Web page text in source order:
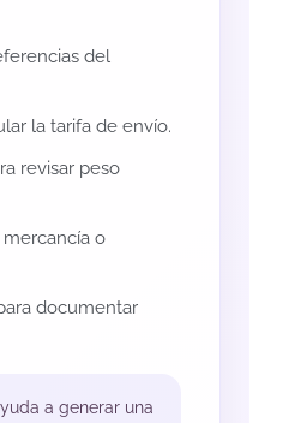
del
la tarifa de envío.
revisar peso
o
documentar
a generar una